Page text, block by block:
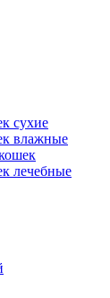
сухие
влажные
лечебные